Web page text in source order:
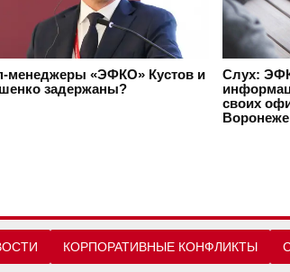
менеджеры «ЭФКО» Кустов и
задержаны?
Слух:
своих
Воронеже
КОРПОРАТИВНЫЕ КОНФЛИКТЫ